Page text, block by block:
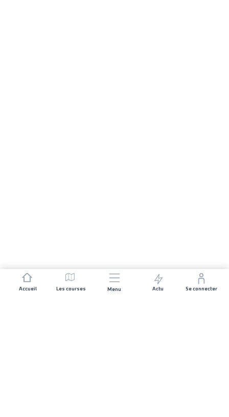
Accueil Les courses Menu Actu Se connecter